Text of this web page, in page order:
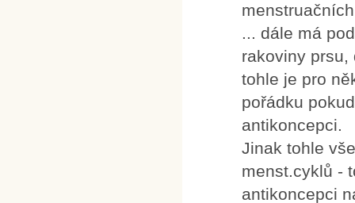
... dále má
rakoviny prsu,
tohle je pro
pořádku
antikoncepci.
Jinak tohle
menst.cyklů -
antikoncepci